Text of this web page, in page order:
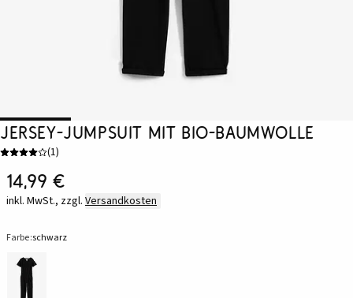
Jersey-Jumpsuit mit Bio-Baumwolle
(1)
14,99 €
inkl. MwSt., zzgl. Versandkosten
Farbe:schwarz